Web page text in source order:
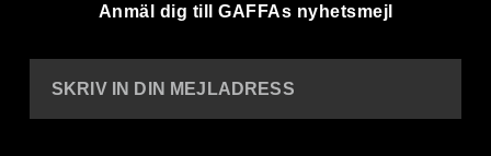
Anmäl dig till GAFFAs nyhetsmejl
SKRIV IN DIN MEJLADRESS